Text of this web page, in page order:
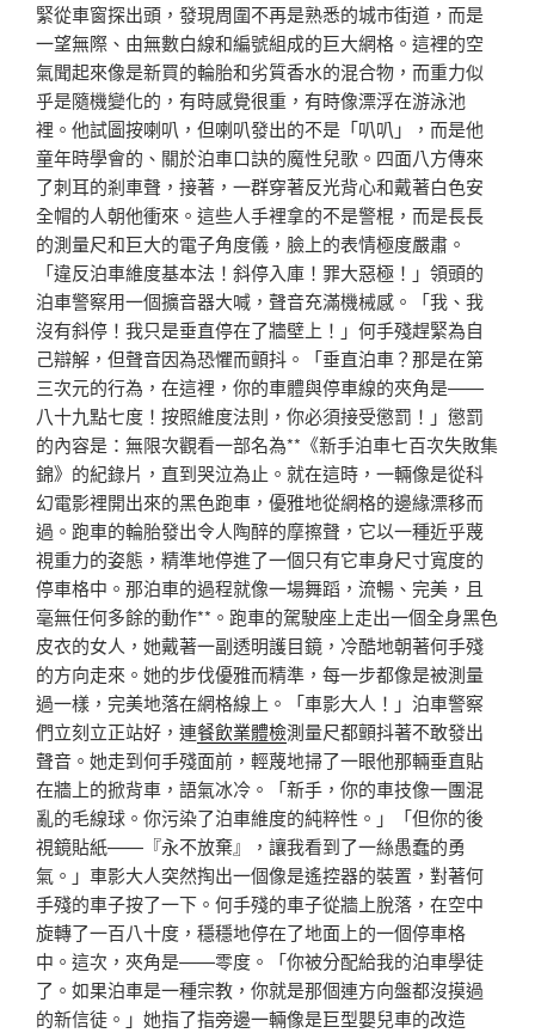
緊從車窗探出頭，發現周圍不再是熟悉的城市街道，而是
一望無際、由無數白線和編號組成的巨大網格。這裡的空
氣聞起來像是新買的輪胎和劣質香水的混合物，而重力似
乎是隨機變化的，有時感覺很重，有時像漂浮在游泳池
裡。他試圖按喇叭，但喇叭發出的不是「叭叭」，而是他
童年時學會的、關於泊車口訣的魔性兒歌。四面八方傳來
了刺耳的剎車聲，接著，一群穿著反光背心和戴著白色安
全帽的人朝他衝來。這些人手裡拿的不是警棍，而是長長
的測量尺和巨大的電子角度儀，臉上的表情極度嚴肅。
「違反泊車維度基本法！斜停入庫！罪大惡極！」領頭的
泊車警察用一個擴音器大喊，聲音充滿機械感。「我、我
沒有斜停！我只是垂直停在了牆壁上！」何手殘趕緊為自
己辯解，但聲音因為恐懼而顫抖。「垂直泊車？那是在第
三次元的行為，在這裡，你的車體與停車線的夾角是——
八十九點七度！按照維度法則，你必須接受懲罰！」懲罰
的內容是：無限次觀看一部名為**《新手泊車七百次失敗集
錦》的紀錄片，直到哭泣為止。就在這時，一輛像是從科
幻電影裡開出來的黑色跑車，優雅地從網格的邊緣漂移而
過。跑車的輪胎發出令人陶醉的摩擦聲，它以一種近乎蔑
視重力的姿態，精準地停進了一個只有它車身尺寸寬度的
停車格中。那泊車的過程就像一場舞蹈，流暢、完美，且
毫無任何多餘的動作**。跑車的駕駛座上走出一個全身黑色
皮衣的女人，她戴著一副透明護目鏡，冷酷地朝著何手殘
的方向走來。她的步伐優雅而精準，每一步都像是被測量
過一樣，完美地落在網格線上。「車影大人！」泊車警察
們立刻立正站好，連餐飲業體檢測量尺都顫抖著不敢發出
聲音。她走到何手殘面前，輕蔑地掃了一眼他那輛垂直貼
在牆上的掀背車，語氣冰冷。「新手，你的車技像一團混
亂的毛線球。你污染了泊車維度的純粹性。」「但你的後
視鏡貼紙——『永不放棄』，讓我看到了一絲愚蠢的勇
氣。」車影大人突然掏出一個像是遙控器的裝置，對著何
手殘的車子按了一下。何手殘的車子從牆上脫落，在空中
旋轉了一百八十度，穩穩地停在了地面上的一個停車格
中。這次，夾角是——零度。「你被分配給我的泊車學徒
了。如果泊車是一種宗教，你就是那個連方向盤都沒摸過
的新信徒。」她指了指旁邊一輛像是巨型嬰兒車的改造